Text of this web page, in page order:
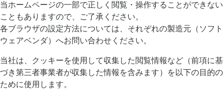
当ホームページの一部で正しく閲覧・操作することができない
こともありますので、ご了承ください。
各ブラウザの設定方法については、それぞれの製造元（ソフト
ウェアベンダ）へお問い合わせください。
当社は、クッキーを使用して収集した閲覧情報など（前項に基
づき第三者事業者が収集した情報を含みます）を以下の目的の
ために使用します。